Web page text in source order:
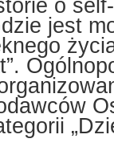
o
jest